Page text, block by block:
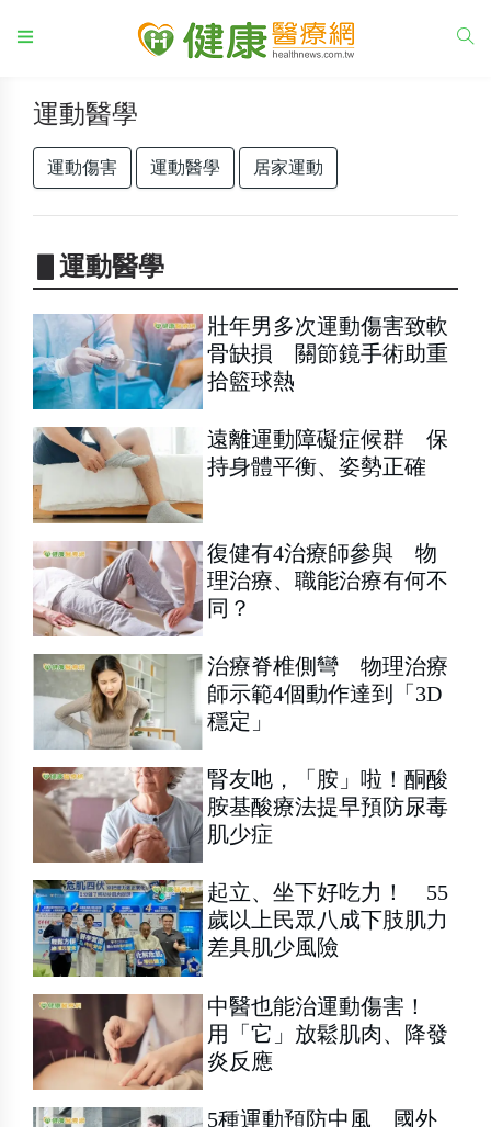
運動醫學
運動傷害 運動醫學 居家運動
▋運動醫學
壯年男多次運動傷害致軟
骨缺損 關節鏡手術助重
拾籃球熱
遠離運動障礙症候群 保
持身體平衡、姿勢正確
復健有4治療師參與 物
理治療、職能治療有何不
同？
治療脊椎側彎 物理治療
師示範4個動作達到「3D
穩定」
腎友吔，「胺」啦！酮酸
胺基酸療法提早預防尿毒
肌少症
起立、坐下好吃力！ 55
歲以上民眾八成下肢肌力
差具肌少風險
中醫也能治運動傷害！
用「它」放鬆肌肉、降發
炎反應
5種運動預防中風 國外